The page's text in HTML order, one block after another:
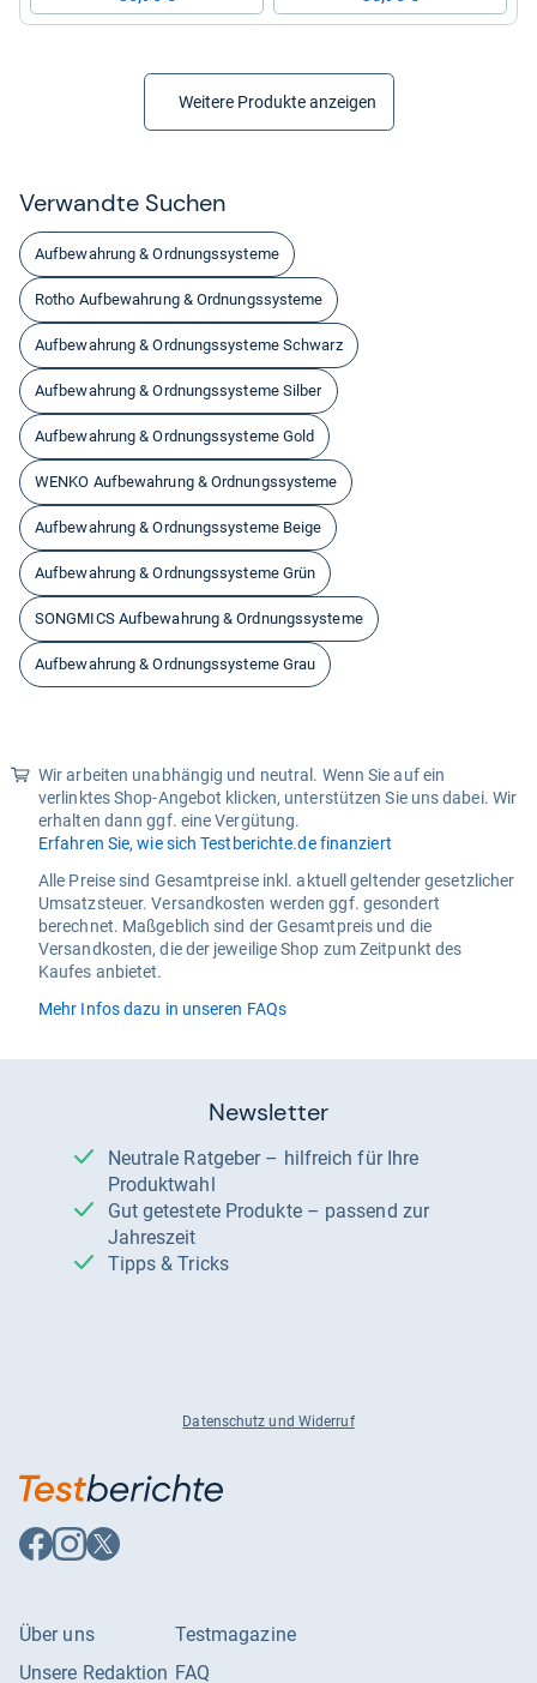
Weitere Produkte anzeigen
Ver­wandte Suchen
Aufbewahrung & Ordnungssysteme
Rotho Aufbewahrung & Ordnungssysteme
Aufbewahrung & Ordnungssysteme Schwarz
Aufbewahrung & Ordnungssysteme Silber
Aufbewahrung & Ordnungssysteme Gold
WENKO Aufbewahrung & Ordnungssysteme
Aufbewahrung & Ordnungssysteme Beige
Aufbewahrung & Ordnungssysteme Grün
SONGMICS Aufbewahrung & Ordnungssysteme
Aufbewahrung & Ordnungssysteme Grau
Wir arbeiten unabhängig und neutral. Wenn Sie auf ein
verlinktes Shop-Angebot klicken, unterstützen Sie uns dabei. Wir
erhalten dann ggf. eine Vergütung.
Erfahren Sie, wie sich Testberichte.de finanziert
Alle Preise sind Gesamtpreise inkl. aktuell geltender gesetzlicher
Umsatzsteuer. Versandkosten werden ggf. gesondert
berechnet. Maßgeblich sind der Gesamtpreis und die
Versandkosten, die der jeweilige Shop zum Zeitpunkt des
Kaufes anbietet.
Mehr Infos dazu in unseren FAQs
Newsletter
Neutrale Ratgeber – hilfreich für Ihre
Produktwahl
Gut getestete Produkte – passend zur
Jahreszeit
Tipps & Tricks
Datenschutz und Widerruf
Auf
Facebook
Auf
Instagram
Auf
X
Über uns
Unsere Redaktion
Testmagazine
FAQ